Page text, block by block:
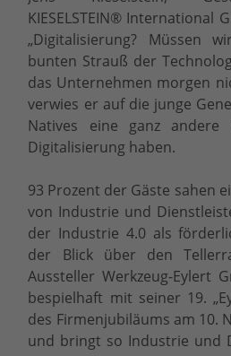
KIESELSTEIN® International
„Digitalisierung? Müssen
bunten Strauß der
das Unternehmen morgen
verwies er auf die junge
Natives eine ganz andere
Digitalisierung haben.
93 Prozent der Gäste sahen
von Industrie und
der Industrie 4.0 als
der Blick über den
Aussteller Werkzeug-Eylert
bespielhaft mit seiner 19.
des Firmenjubiläums am 10.
und bringt so Industrie und